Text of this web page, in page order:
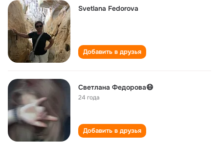
Svetlana Fedorova
Добавить в друзья
Светлана Федорова😷
24 года
Добавить в друзья